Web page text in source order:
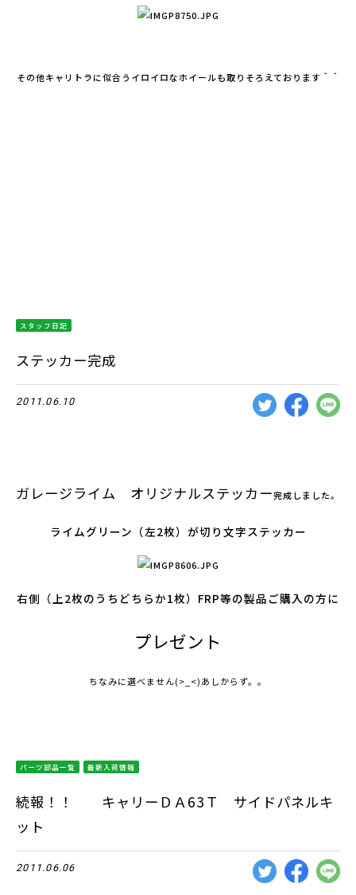
その他キャリトラに似合うイロイロなホイールも取りそろえております＾＾
スタッフ日記
ステッカー完成
2011.06.10
ガレージライム オリジナルステッカー完成しました。
ライムグリーン（左2枚）が切り文字ステッカー
右側（上2枚のうちどちらか1枚）FRP等の製品ご購入の方に
プレゼント
ちなみに選べません(>_<)あしからず。。
パーツ部品一覧 最新入荷情報
続報！！ キャリーＤＡ63Ｔ サイドパネルキ
ット
2011.06.06